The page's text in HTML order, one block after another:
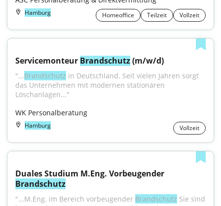
Hamburg Homeoffice Teilzeit Vollzeit
Servicemonteur Brandschutz (m/w/d)
"...Brandschutz in Deutschland. Seit vielen Jahren sorgt
das Unternehmen mit modernen stationären
Löschanlagen..."
WK Personalberatung
Hamburg Vollzeit
Brandschutz
"...M.Eng. im Bereich vorbeugender Brandschutz Sie sind